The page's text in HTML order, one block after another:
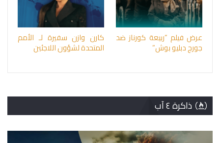
عرض فيلم “ربيعة كورناز ضد
جورج دبليو بوش”
كارن وازن سفيرة لـ الأمم
المتحدة لشؤون اللاجئين
ذاكرة ٤ آب